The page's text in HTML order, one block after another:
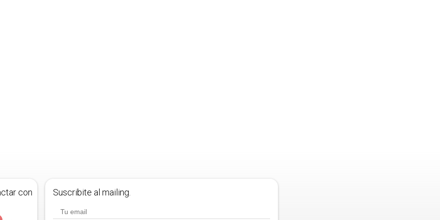
con Suscribite al mailing.